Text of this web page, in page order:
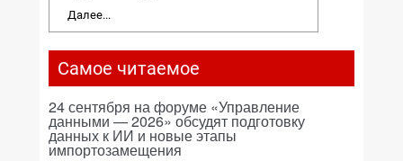
Далее...
Самое читаемое
24 сентября на форуме «Управление
данными — 2026» обсудят подготовку
данных к ИИ и новые этапы
импортозамещения